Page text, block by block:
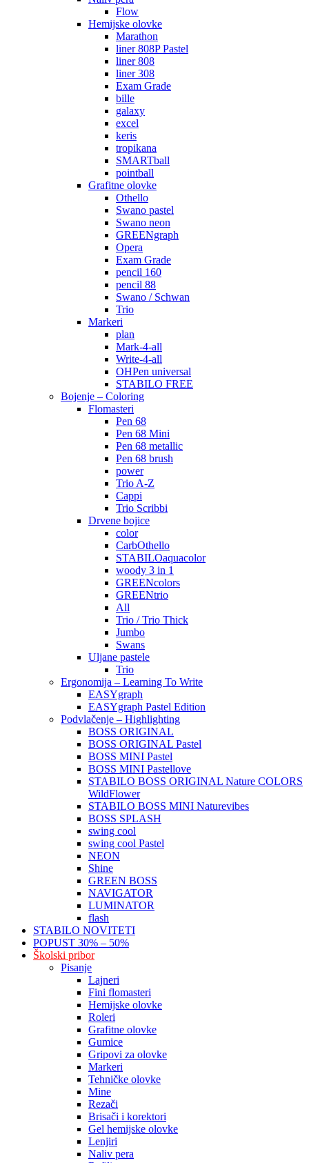
Flow
Hemijske olovke
Marathon
liner 808P Pastel
liner 808
liner 308
Exam Grade
bille
galaxy
excel
keris
tropikana
SMARTball
pointball
Grafitne olovke
Othello
Swano pastel
Swano neon
GREENgraph
Opera
Exam Grade
pencil 160
pencil 88
Swano / Schwan
Trio
Markeri
plan
Mark-4-all
Write-4-all
OHPen universal
STABILO FREE
Bojenje – Coloring
Flomasteri
Pen 68
Pen 68 Mini
Pen 68 metallic
Pen 68 brush
power
Trio A-Z
Cappi
Trio Scribbi
Drvene bojice
color
CarbOthello
STABILOaquacolor
woody 3 in 1
GREENcolors
GREENtrio
All
Trio / Trio Thick
Jumbo
Swans
Uljane pastele
Trio
Ergonomija – Learning To Write
EASYgraph
EASYgraph Pastel Edition
Podvlačenje – Highlighting
BOSS ORIGINAL
BOSS ORIGINAL Pastel
BOSS MINI Pastel
BOSS MINI Pastellove
STABILO BOSS ORIGINAL Nature COLORS
WildFlower
STABILO BOSS MINI Naturevibes
BOSS SPLASH
swing cool
swing cool Pastel
NEON
Shine
GREEN BOSS
NAVIGATOR
LUMINATOR
flash
STABILO NOVITETI
POPUST 30% – 50%
Školski pribor
Pisanje
Lajneri
Fini flomasteri
Hemijske olovke
Roleri
Grafitne olovke
Gumice
Gripovi za olovke
Markeri
Tehničke olovke
Mine
Rezači
Brisači i korektori
Gel hemijske olovke
Lenjiri
Naliv pera